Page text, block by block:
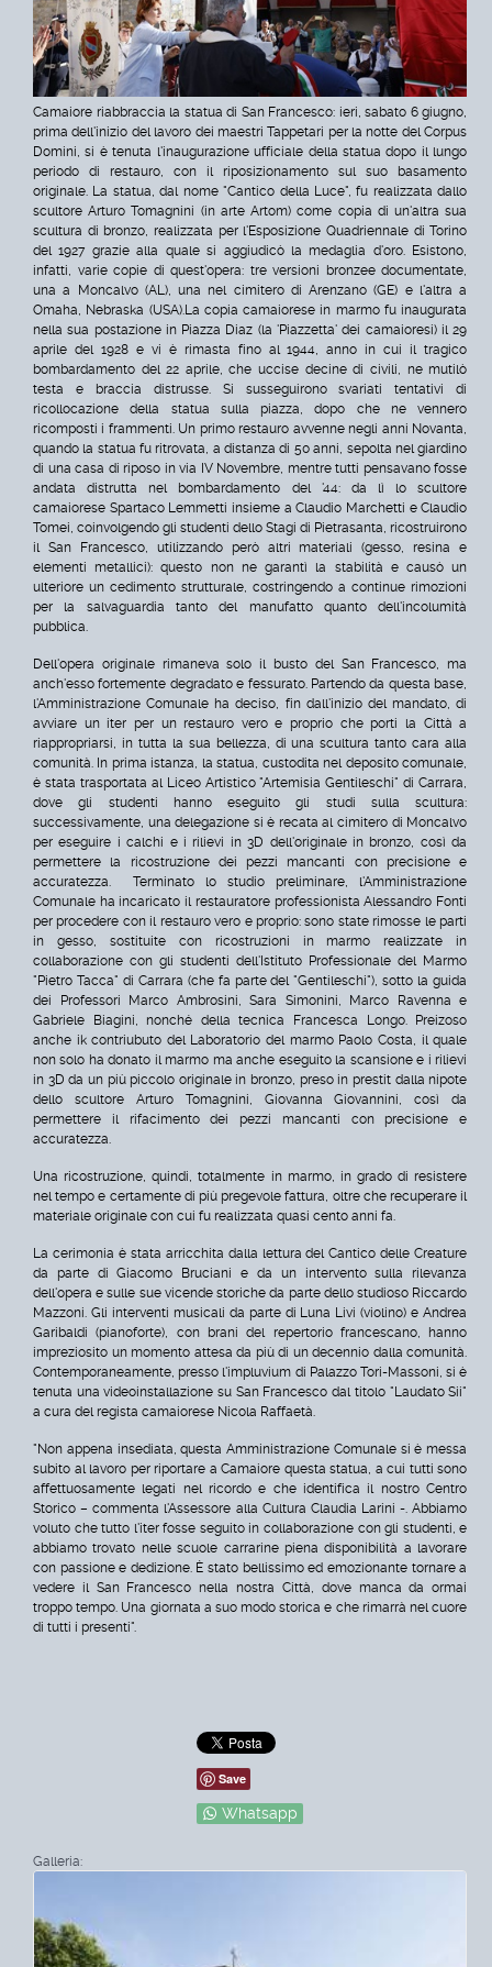
Camaiore riabbraccia la statua di San Francesco: ieri, sabato 6 giugno,
prima dell'inizio del lavoro dei maestri Tappetari per la notte del Corpus
Domini, si è tenuta l'inaugurazione ufficiale della statua dopo il lungo
periodo di restauro, con il riposizionamento sul suo basamento
originale. La statua, dal nome "Cantico della Luce", fu realizzata dallo
scultore Arturo Tomagnini (in arte Artom) come copia di un'altra sua
scultura di bronzo, realizzata per l'Esposizione Quadriennale di Torino
del 1927 grazie alla quale si aggiudicò la medaglia d'oro. Esistono,
infatti, varie copie di quest'opera: tre versioni bronzee documentate,
una a Moncalvo (AL), una nel cimitero di Arenzano (GE) e l'altra a
Omaha, Nebraska (USA). La copia camaiorese in marmo fu inaugurata
nella sua postazione in Piazza Diaz (la 'Piazzetta' dei camaioresi) il 29
aprile del 1928 e vi è rimasta fino al 1944, anno in cui il tragico
bombardamento del 22 aprile, che uccise decine di civili, ne mutilò
testa e braccia distrusse. Si susseguirono svariati tentativi di
ricollocazione della statua sulla piazza, dopo che ne vennero
ricomposti i frammenti. Un primo restauro avvenne negli anni Novanta,
quando la statua fu ritrovata, a distanza di 50 anni, sepolta nel giardino
di una casa di riposo in via IV Novembre, mentre tutti pensavano fosse
andata distrutta nel bombardamento del '44: da lì lo scultore
camaiorese Spartaco Lemmetti insieme a Claudio Marchetti e Claudio
Tomei, coinvolgendo gli studenti dello Stagi di Pietrasanta, ricostruirono
il San Francesco, utilizzando però altri materiali (gesso, resina e
elementi metallici): questo non ne garantì la stabilità e causò un
ulteriore un cedimento strutturale, costringendo a continue rimozioni
per la salvaguardia tanto del manufatto quanto dell'incolumità
pubblica.
Dell'opera originale rimaneva solo il busto del San Francesco, ma
anch'esso fortemente degradato e fessurato. Partendo da questa base,
l'Amministrazione Comunale ha deciso, fin dall'inizio del mandato, di
avviare un iter per un restauro vero e proprio che porti la Città a
riappropriarsi, in tutta la sua bellezza, di una scultura tanto cara alla
comunità. In prima istanza, la statua, custodita nel deposito comunale,
è stata trasportata al Liceo Artistico "Artemisia Gentileschi" di Carrara,
dove gli studenti hanno eseguito gli studi sulla scultura:
successivamente, una delegazione si è recata al cimitero di Moncalvo
per eseguire i calchi e i rilievi in 3D dell'originale in bronzo, così da
permettere la ricostruzione dei pezzi mancanti con precisione e
accuratezza.Terminato lo studio preliminare, l'Amministrazione
Comunale ha incaricato il restauratore professionista Alessandro Fonti
per procedere con il restauro vero e proprio: sono state rimosse le parti
in gesso, sostituite con ricostruzioni in marmo realizzate in
collaborazione con gli studenti dell'Istituto Professionale del Marmo
"Pietro Tacca" di Carrara (che fa parte del "Gentileschi"), sotto la guida
dei Professori Marco Ambrosini, Sara Simonini, Marco Ravenna e
Gabriele Biagini, nonché della tecnica Francesca Longo. Preizoso
anche ik contriubuto del Laboratorio del marmo Paolo Costa, il quale
non solo ha donato il marmo ma anche eseguito la scansione e i rilievi
in 3D da un più piccolo originale in bronzo, preso in prestit dalla nipote
dello scultore Arturo Tomagnini, Giovanna Giovannini, così da
permettere il rifacimento dei pezzi mancanti con precisione e
accuratezza.
Una ricostruzione, quindi, totalmente in marmo, in grado di resistere
nel tempo e certamente di più pregevole fattura, oltre che recuperare il
materiale originale con cui fu realizzata quasi cento anni fa.
La cerimonia è stata arricchita dalla lettura del Cantico delle Creature
da parte di Giacomo Bruciani e da un intervento sulla rilevanza
dell'opera e sulle sue vicende storiche da parte dello studioso Riccardo
Mazzoni. Gli interventi musicali da parte di Luna Livi (violino) e Andrea
Garibaldi (pianoforte), con brani del repertorio francescano, hanno
impreziosito un momento attesa da più di un decennio dalla comunità.
Contemporaneamente, presso l'impluvium di Palazzo Tori-Massoni, si è
tenuta una videoinstallazione su San Francesco dal titolo "Laudato Sii"
a cura del regista camaiorese Nicola Raffaetà.
"Non appena insediata, questa Amministrazione Comunale si è messa
subito al lavoro per riportare a Camaiore questa statua, a cui tutti sono
affettuosamente legati nel ricordo e che identifica il nostro Centro
Storico – commenta l'Assessore alla Cultura Claudia Larini -. Abbiamo
voluto che tutto l'iter fosse seguito in collaborazione con gli studenti, e
abbiamo trovato nelle scuole carrarine piena disponibilità a lavorare
con passione e dedizione. È stato bellissimo ed emozionante tornare a
vedere il San Francesco nella nostra Città, dove manca da ormai
troppo tempo. Una giornata a suo modo storica e che rimarrà nel cuore
di tutti i presenti".
Save
Whatsapp
Galleria: